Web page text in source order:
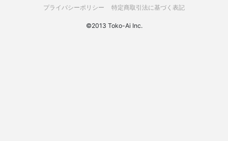
プライバシーポリシー
特定商取引法に基づく表記
©2013 Toko-Ai Inc.